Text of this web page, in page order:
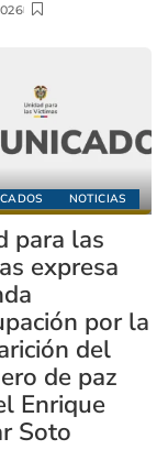
NOTICIAS
para las
expresa
por la
del
de paz
Enrique
Soto